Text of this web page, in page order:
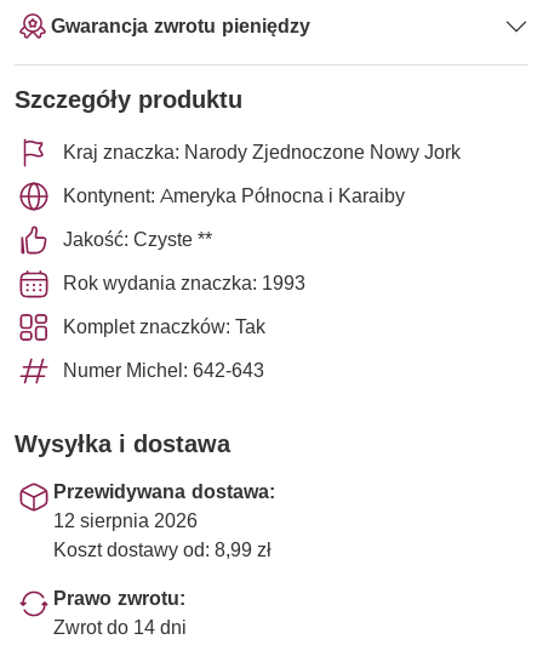
Gwarancja zwrotu pieniędzy
Szczegóły produktu
Kraj znaczka: Narody Zjednoczone Nowy Jork
Kontynent: Ameryka Północna i Karaiby
Jakość: Czyste **
Rok wydania znaczka: 1993
Komplet znaczków: Tak
Numer Michel: 642-643
Wysyłka i dostawa
Przewidywana dostawa:
12 sierpnia 2026
Koszt dostawy od: 8,99 zł
Prawo zwrotu:
Zwrot do 14 dni